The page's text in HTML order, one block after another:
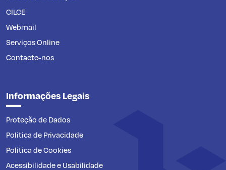
CILCE
Webmail
Serviços Online
Contacte-nos
Informações Legais
Proteção de Dados
Politica de Privacidade
Politica de Cookies
Acessibilidade e Usabilidade